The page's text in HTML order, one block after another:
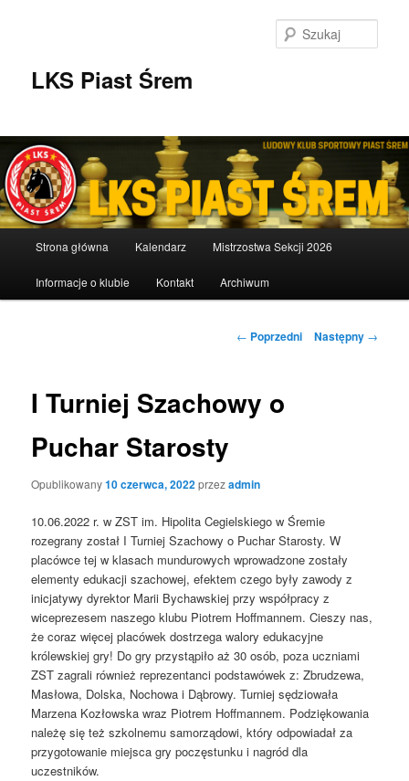
LKS Piast Śrem
Strona główna Kalendarz Mistrzostwa Sekcji 2026
Informacje o klubie Kontakt Archiwum
Nawigacja
← Poprzedni Następny →
I Turniej Szachowy o
Puchar Starosty
Opublikowany10 czerwca, 2022przezadmin
10.06.2022 r. w ZST im. Hipolita Cegielskiego w Śremie
rozegrany został I Turniej Szachowy o Puchar Starosty. W
placówce tej w klasach mundurowych wprowadzone zostały
elementy edukacji szachowej, efektem czego były zawody z
inicjatywy dyrektor Marii Bychawskiej przy współpracy z
wiceprezesem naszego klubu Piotrem Hoffmannem. Cieszy nas,
że coraz więcej placówek dostrzega walory edukacyjne
królewskiej gry! Do gry przystąpiło aż 30 osób, poza uczniami
ZST zagrali również reprezentanci podstawówek z: Zbrudzewa,
Masłowa, Dolska, Nochowa i Dąbrowy. Turniej sędziowała
Marzena Kozłowska wraz Piotrem Hoffmannem. Podziękowania
należę się też szkolnemu samorządowi, który odpowiadał za
przygotowanie miejsca gry poczęstunku i nagród dla
uczestników.